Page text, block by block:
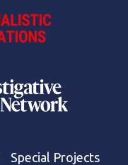
Special Projects